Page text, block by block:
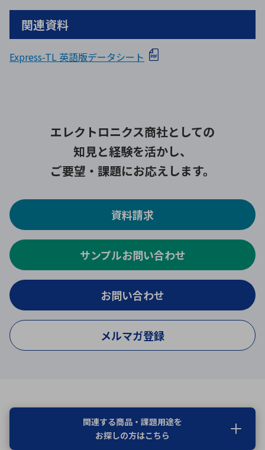
関連資料
Express-TL 英語版データシート
エレクトロニクス商社としての
知見と経験を活かし、
ご要望・課題にお応えします。
資料請求
サンプルお問い合わせ
お問い合わせ
メルマガ登録
関連する商品・課題用途を
お探しの方はこちら